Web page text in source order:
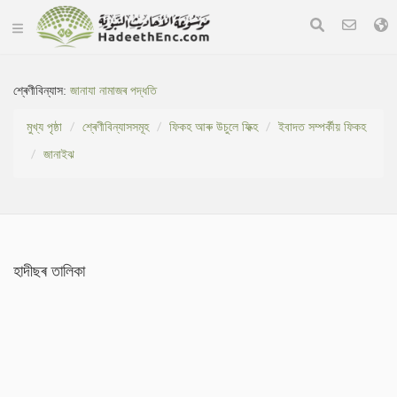
শ্ৰেণীবিন্যাস:জানাযা নামাজৰ পদ্ধতি
মুখ্য পৃষ্ঠা
শ্ৰেণীবিন্যাসসমূহ ফিকহ আৰু উচুলে ফিক্হ
ইবাদত সম্পৰ্কীয় ফিকহ
জানাইঝ
হাদীছৰ তালিকা